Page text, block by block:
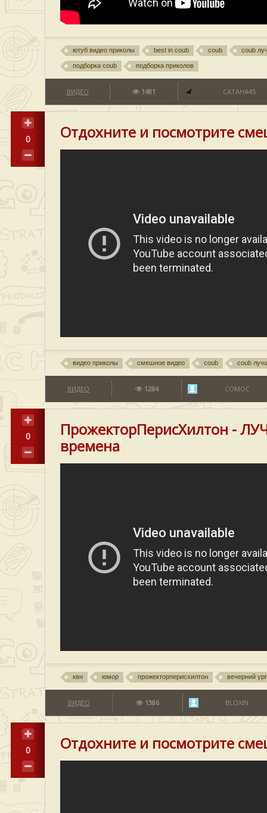
ютуб видео приколы best in coub coub coub
подборка coub подборка приколов
ВИДЕО 1481 CATAHA45
0 Отдохните и посмотрите
видео приколы смешное видео coub coub
ВИДЕО 1284 COMOC
0
ПрожекторПерисХилтон -
времена
квн юмор прожекторперисхилтон вечерний
ВИДЕО 1386 BLOXIN
0 Отдохните и посмотрите